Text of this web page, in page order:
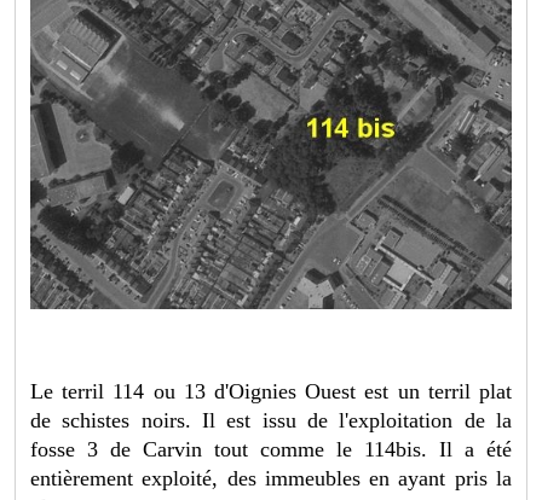
Le terril 114 ou 13 d'Oignies Ouest est un terril plat
de schistes noirs. Il est issu de l'exploitation de la
fosse 3 de Carvin tout comme le 114bis. Il a été
entièrement exploité, des immeubles en ayant pris la